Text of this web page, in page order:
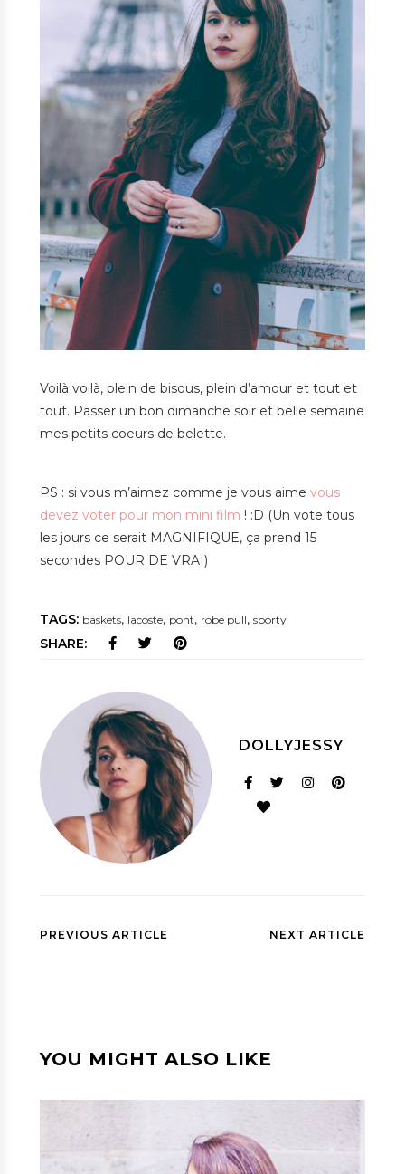
Voilà voilà, plein de bisous, plein d’amour et tout et
tout. Passer un bon dimanche soir et belle semaine
mes petits coeurs de belette.
PS : si vous m’aimez comme je vous aime vous
devez voter pour mon mini film ! :D (Un vote tous
les jours ce serait MAGNIFIQUE, ça prend 15
secondes POUR DE VRAI)
TAGS: baskets, lacoste, pont, robe pull, sporty
SHARE:
DOLLYJESSY
PREVIOUS ARTICLE NEXT ARTICLE
YOU MIGHT ALSO LIKE